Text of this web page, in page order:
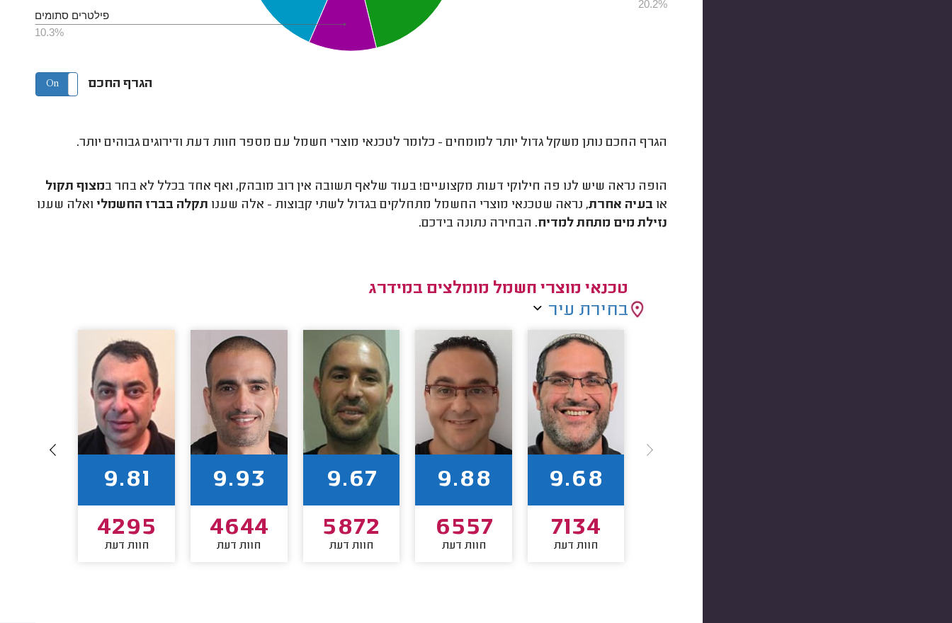
20.2%
פילטרים סתומים
10.3%
הגרף החכם On Off
הגרף החכם נותן משקל גדול יותר למומחים - כלומר לטכנאי מוצרי חשמל עם מספר חוות דעת ודירוגים גבוהים יותר.
הופה נראה שיש לנו פה חילוקי דעות מקצועיים! בעוד שלאף תשובה אין רוב מובהק, ואף אחד בכלל לא בחר במצוף תקול
או בעיה אחרת, נראה שטכנאי מוצרי החשמל מתחלקים בגדול לשתי קבוצות - אלה שענו תקלה בברז החשמלי ואלה שענו
נזילת מים מתחת למדיח. הבחירה נתונה בידכם.
טכנאי מוצרי חשמל מומלצים במידרג
בחירת עיר
9.68
7134
חוות דעת
9.88
6557
חוות דעת
9.67
5872
חוות דעת
9.93
4644
חוות דעת
9.81
4295
חוות דעת